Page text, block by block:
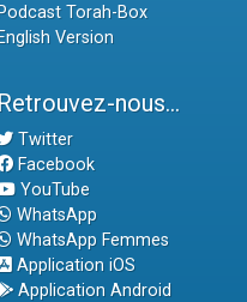
Torah-Box
Version
Retrouvez-nous...
Twitter
Facebook
YouTube
WhatsApp
WhatsApp Femmes
Application iOS
Application Android